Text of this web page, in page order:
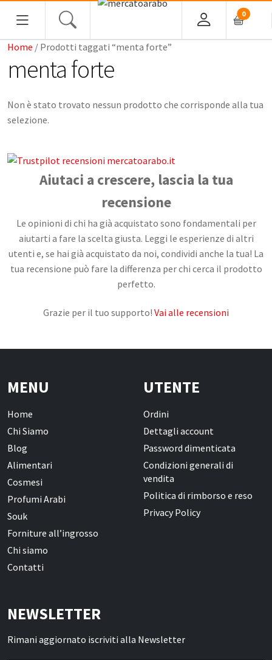
0
HOME
COSMESI
INGROSSO
CHI SIAMO
Home / Prodotti taggati “menta forte”
menta forte
Non è stato trovato nessun prodotto che corrisponde alla tua
selezione.
Aiutaci a crescere, lascia la tua
recensione
Le opinioni di chi ha già acquistato sono fondamentali per
aiutarti a fare la scelta giusta. Leggi le esperienze di altri
utenti e, se hai già acquistato da noi, condividi anche la tua! La
tua recensione può fare la differenza per chi cerca il prodotto
perfetto.
Grazie per il tuo supporto! Vai alle recensioni
MENU
Home
Chi Siamo
Blog
Alimentari
Cosmesi
Profumi Arabi
Souk
Forniture all’ingrosso
Chi siamo
Contatti
UTENTE
Ordini
Dettagli account
Password dimenticata
Condizioni generali di
vendita
Politica di rimborso e reso
Privacy Policy
NEWSLETTER
Rimani aggiornato iscriviti alla Newsletter